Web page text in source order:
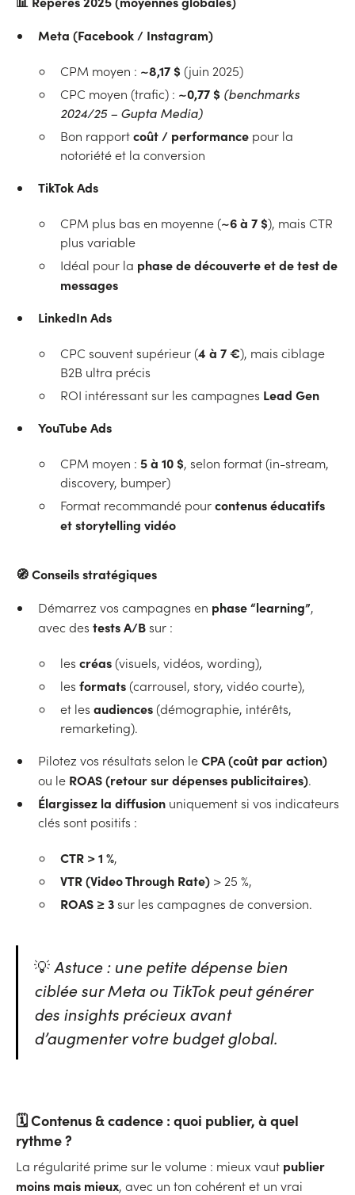
Meta (Facebook / Instagram)
CPM moyen : ~8,17 $ (juin 2025)
CPC moyen (trafic) : ~0,77 $ (benchmarks
2024/25 – Gupta Media)
Bon rapportcoût / performance pour la
notoriété et la conversion
TikTok Ads
CPM plus bas en moyenne (~6 à 7 $), mais CTR
plus variable
Idéal pour la phase de découverte et de test de
messages
LinkedIn Ads
CPC souvent supérieur (4 à 7 €), mais ciblage
B2B ultra précis
ROI intéressant sur les campagnes Lead Gen
YouTube Ads
CPM moyen : 5 à 10 $, selon format (in-stream,
discovery, bumper)
Format recommandé pourcontenus éducatifs
et storytelling vidéo
🧭Conseils stratégiques
Démarrez vos campagnes en phase “learning”,
avec des tests A/Bsur :
les créas(visuels, vidéos, wording),
les formats(carrousel, story, vidéo courte),
et les audiences(démographie, intérêts,
remarketing).
Pilotez vos résultats selon leCPA (coût par action)
ou le ROAS (retour sur dépenses publicitaires).
Élargissez la diffusion uniquement si vos indicateurs
clés sont positifs :
CTR > 1 %,
VTR (Video Through Rate) > 25 %,
ROAS ≥ 3sur les campagnes de conversion.
💡Astuce : une petite dépense bien
ciblée sur Meta ou TikTok peut générer
des insights précieux avant
d’augmenter votre budget global.
🗓️ Contenus & cadence : quoi publier, à quel
rythme ?
La régularité prime sur le volume : mieux vaut publier
moins mais mieux, avec un ton cohérent et un vrai